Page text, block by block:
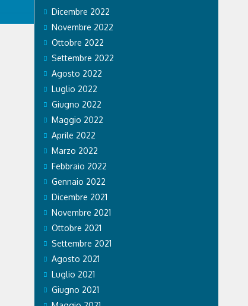
Dicembre 2022
Novembre 2022
Ottobre 2022
Settembre 2022
Agosto 2022
Luglio 2022
Giugno 2022
Maggio 2022
Aprile 2022
Marzo 2022
Febbraio 2022
Gennaio 2022
Dicembre 2021
Novembre 2021
Ottobre 2021
Settembre 2021
Agosto 2021
Luglio 2021
Giugno 2021